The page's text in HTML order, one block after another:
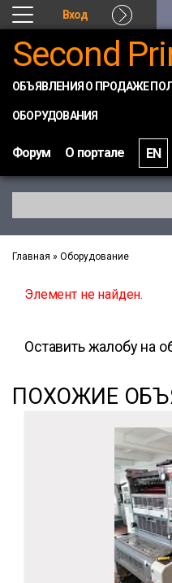
Вход
Second
ОБЪЯВЛЕНИЯ О ПРОДАЖЕ
ОБОРУДОВАНИЯ
Форум О портале EN
Главная » Оборудование
Элемент не найден.
Оставить жалобу на
ПОХОЖИЕ